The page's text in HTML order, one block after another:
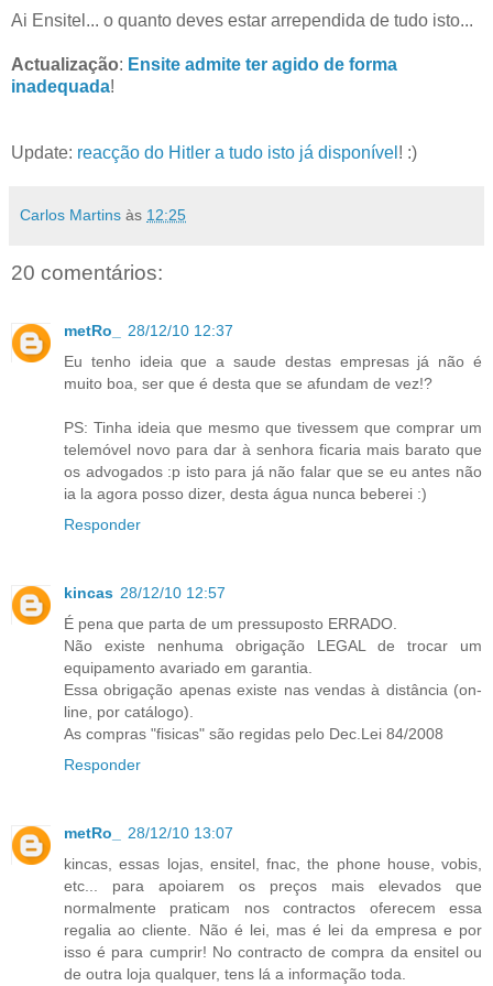
Ai Ensitel... o quanto deves estar arrependida de tudo isto...
Actualização: Ensite admite ter agido de forma
inadequada!
Update: reacção do Hitler a tudo isto já disponível ! :)
Carlos Martins às 12:25
20 comentários:
metRo_
28/12/10 12:37
Eu tenho ideia que a saude destas empresas já não é
muito boa, ser que é desta que se afundam de vez!?
PS: Tinha ideia que mesmo que tivessem que comprar um
telemóvel novo para dar à senhora ficaria mais barato que
os advogados :p isto para já não falar que se eu antes não
ia la agora posso dizer, desta água nunca beberei :)
Responder
kincas 28/12/10 12:57
É pena que parta de um pressuposto ERRADO.
Não existe nenhuma obrigação LEGAL de trocar um
equipamento avariado em garantia.
Essa obrigação apenas existe nas vendas à distância (on-
line, por catálogo).
As compras "fisicas" são regidas pelo Dec.Lei 84/2008
Responder
metRo_
28/12/10 13:07
kincas, essas lojas, ensitel, fnac, the phone house, vobis,
etc... para apoiarem os preços mais elevados que
normalmente praticam nos contractos oferecem essa
regalia ao cliente. Não é lei, mas é lei da empresa e por
isso é para cumprir! No contracto de compra da ensitel ou
de outra loja qualquer, tens lá a informação toda.